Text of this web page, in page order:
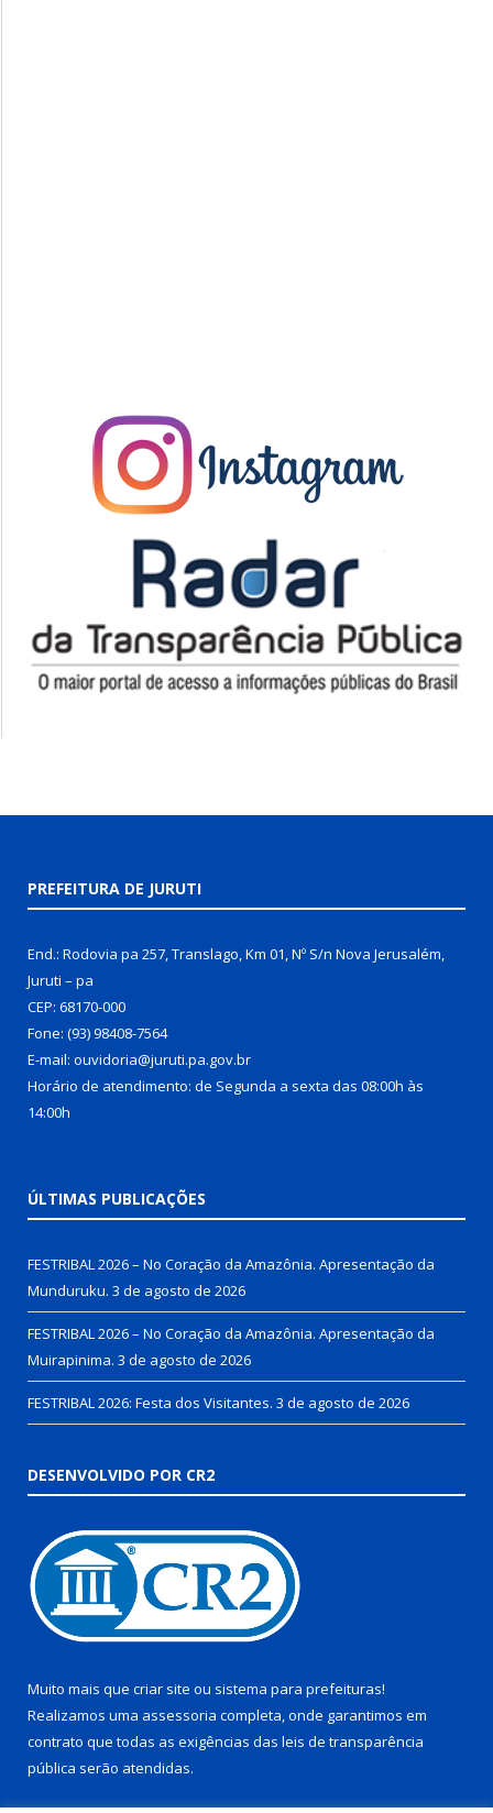
PREFEITURA DE JURUTI
End.: Rodovia pa 257, Translago, Km 01, Nº S/n Nova Jerusalém,
Juruti – pa
CEP: 68170-000
Fone: (93) 98408-7564
E-mail: ouvidoria@juruti.pa.gov.br
Horário de atendimento: de Segunda a sexta das 08:00h às
14:00h
ÚLTIMAS PUBLICAÇÕES
FESTRIBAL 2026 – No Coração da Amazônia. Apresentação da
Munduruku. 3 de agosto de 2026
FESTRIBAL 2026 – No Coração da Amazônia. Apresentação da
Muirapinima. 3 de agosto de 2026
FESTRIBAL 2026: Festa dos Visitantes. 3 de agosto de 2026
DESENVOLVIDO POR CR2
Muito mais que criar site ou sistema para prefeituras!
Realizamos uma assessoria completa, onde garantimos em
contrato que todas as exigências das leis de transparência
pública serão atendidas.